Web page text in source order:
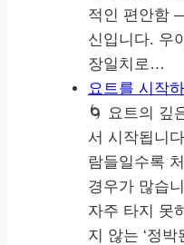
적인 편안함
신입니다. 우
장일치로…
요트를 시작
🌀 요트의 깊
서 시작됩니
람들일수록
경우가 많습
자주 타지 못
지 않는 ‘정